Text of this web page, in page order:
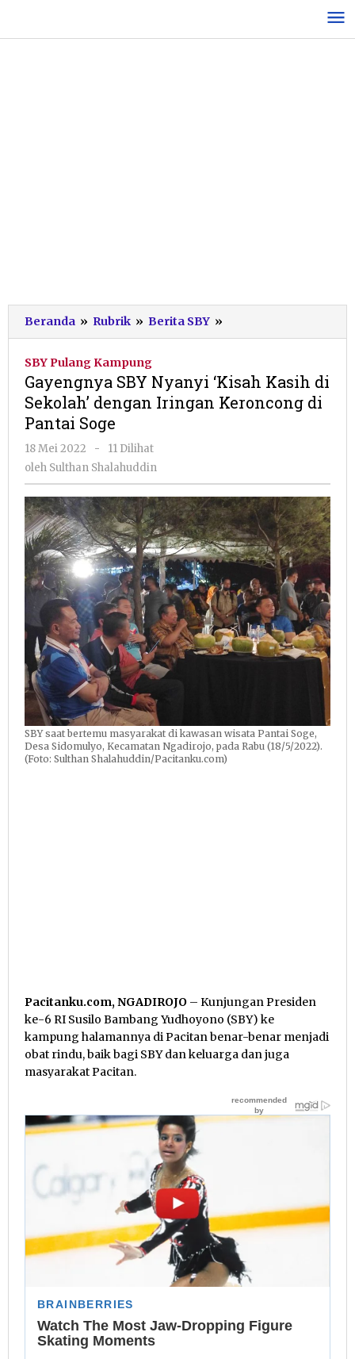
konten
Beranda » Rubrik » Berita SBY »
SBY
Kasih
di
di
Pantai
Soge
SBY Pulang Kampung
Gayengnya SBY Nyanyi ‘Kisah Kasih di
Sekolah’ dengan Iringan Keroncong di
Pantai Soge
18 Mei 2022
oleh
Sulthan
-
11 Dilihat
oleh Sulthan Shalahuddin
SBY saat bertemu masyarakat di kawasan wisata Pantai Soge,
Desa Sidomulyo, Kecamatan Ngadirojo, pada Rabu (18/5/2022).
(Foto: Sulthan Shalahuddin/Pacitanku.com)
Pacitanku.com, NGADIROJO – Kunjungan Presiden
ke-6 RI Susilo Bambang Yudhoyono (SBY) ke
kampung halamannya di Pacitan benar-benar menjadi
obat rindu, baik bagi SBY dan keluarga dan juga
masyarakat Pacitan.